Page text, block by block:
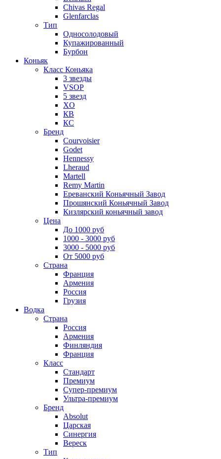
Chivas Regal
Glenfarclas
Тип
Односолодовый
Купажированный
Бурбон
Коньяк
Класс Коньяка
3 звезды
VSOP
5 звезд
XO
КВ
КС
Бренд
Courvoisier
Godet
Hennessy
Lheraud
Martell
Remy Martin
Ереванский Коньячный Завод
Прошянский Коньячный Завод
Кизлярский коньячный завод
Цена
До 1000 руб
1000 - 3000 руб
3000 - 5000 руб
От 5000 руб
Страна
Франция
Армения
Россия
Грузия
Водка
Страна
Россия
Армения
Финляндия
Франция
Класс
Стандарт
Премиум
Супер-премиум
Ультра-премиум
Бренд
Absolut
Царская
Синергия
Вереск
Тип